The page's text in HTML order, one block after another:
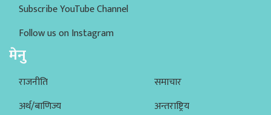
Subscribe YouTube Channel
Follow us on Instagram
मेनु
राजनीति
अर्थ/बाणिज्य
समाचार
अन्तराष्ट्रिय